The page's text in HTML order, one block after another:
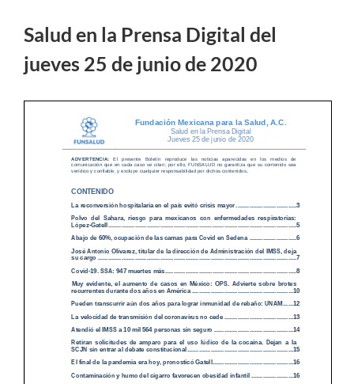
Salud en la Prensa Digital del
jueves 25 de junio de 2020